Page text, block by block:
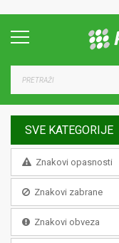
Content
SVE KATEGORIJE
Znakovi opasnosti
Znakovi zabrane
Znakovi obveza